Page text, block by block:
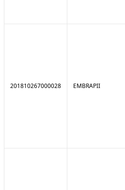
201810267000028 EMBRAPII